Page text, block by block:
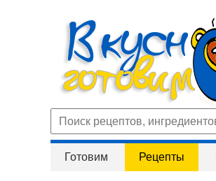
Готовим Рецепты